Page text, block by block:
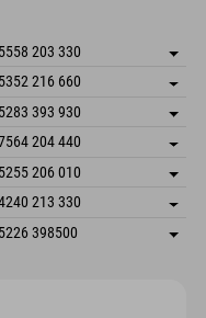
203 330
Zapisz adres
Książka
216 660
Zapisz adres
Książka
393 930
Zapisz adres
Książka
204 440
Zapisz adres
Książka
206 010
Zapisz adres
Książka
213 330
Zapisz adres
398500